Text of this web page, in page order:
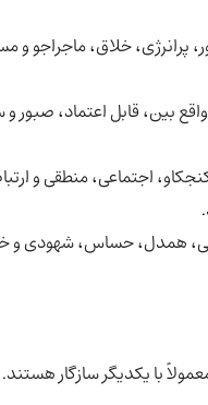
پرانرژی، خلاق، ماجراجو و
بین، قابل اعتماد، صبور و
اجتماعی، منطقی و
همدل، حساس، شهودی و
با یکدیگر سازگار